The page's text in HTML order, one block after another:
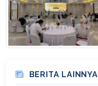
BERITA LAINNYA